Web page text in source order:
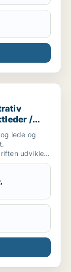
/ direktør
/
lede og
udvikles
i skal
rolig hånd....